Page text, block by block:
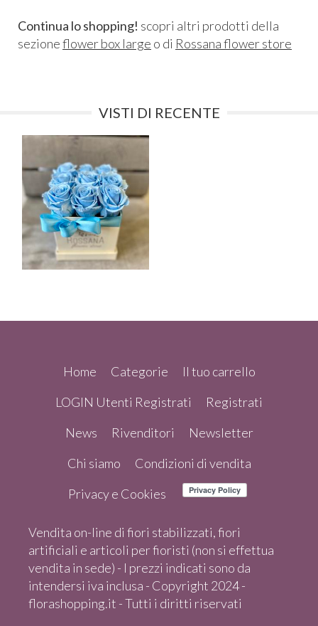
Continua lo shopping! scopri altri prodotti della
sezioneflower box large o di Rossana flower store
VISTI DI RECENTE
Home Categorie
Il tuo carrello
LOGIN Utenti Registrati
Registrati
News
Rivenditori
Newsletter
Chi siamo
Condizioni di vendita
Privacy e Cookies
Vendita on-line di fiori stabilizzati, fiori
artificiali e articoli per fioristi (non si effettua
vendita in sede) - I prezzi indicati sono da
intendersi iva inclusa - Copyright 2024 -
florashopping.it - Tutti i diritti riservati